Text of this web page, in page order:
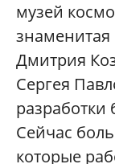
музей
знаменитая
Дмитрия
Сергея
разработки
Сейчас
которые